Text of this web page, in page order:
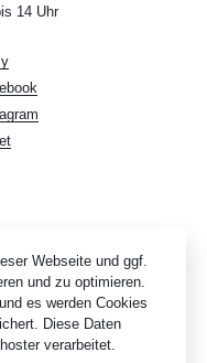
14 Uhr
Webseite und ggf.
und zu optimieren.
es werden Cookies
Diese Daten
verarbeitet.